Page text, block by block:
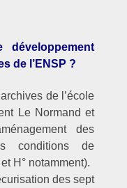
développement
de l’ENSP ?
de l’école
Le Normand et
des
conditions de
H° notamment).
des sept